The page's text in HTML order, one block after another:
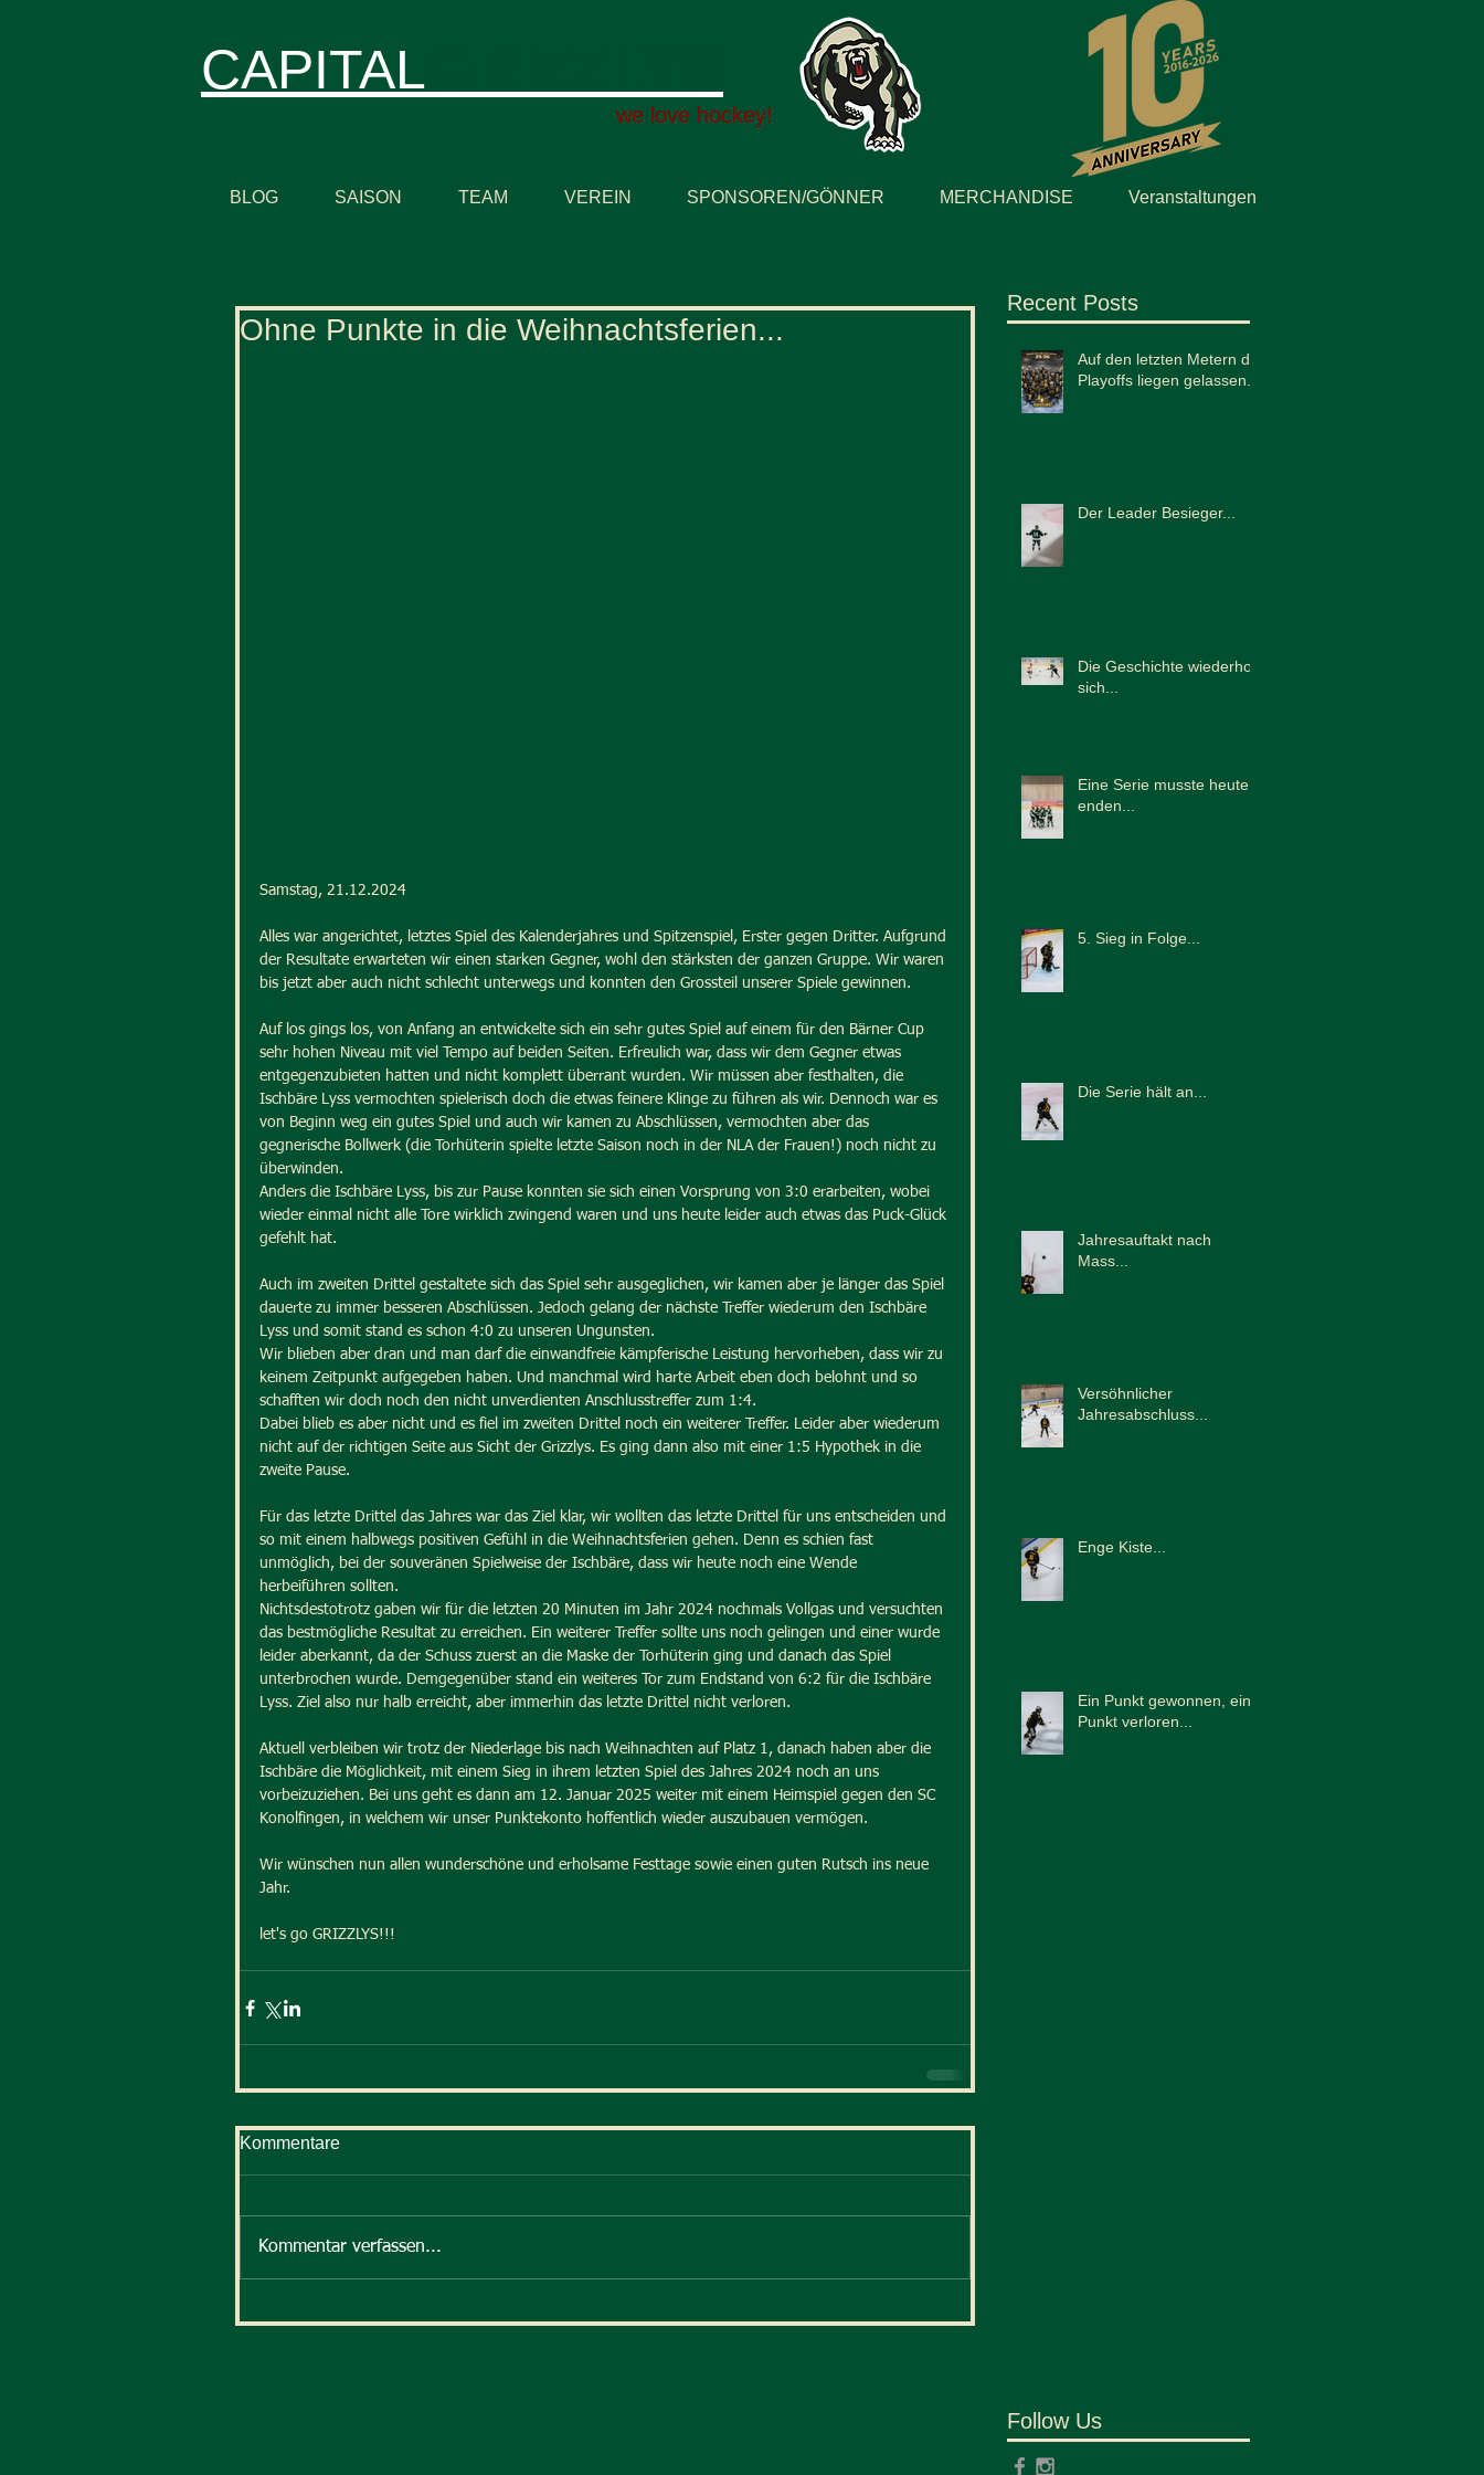
CAPITAL
we love hockey!
BLOG SAISON TEAM VEREIN SPONSOREN/GÖNNER MERCHANDISE Veranstaltungen
Ohne Punkte in die Weihnachtsferien...
Samstag, 21.12.2024
Alles war angerichtet, letztes Spiel des Kalenderjahres und Spitzenspiel, Erster gegen Dritter. Aufgrund
der Resultate erwarteten wir einen starken Gegner, wohl den stärksten der ganzen Gruppe. Wir waren
bis jetzt aber auch nicht schlecht unterwegs und konnten den Grossteil unserer Spiele gewinnen.
Auf los gings los, von Anfang an entwickelte sich ein sehr gutes Spiel auf einem für den Bärner Cup
sehr hohen Niveau mit viel Tempo auf beiden Seiten. Erfreulich war, dass wir dem Gegner etwas
entgegenzubieten hatten und nicht komplett überrant wurden. Wir müssen aber festhalten, die
Ischbäre Lyss vermochten spielerisch doch die etwas feinere Klinge zu führen als wir. Dennoch war es
von Beginn weg ein gutes Spiel und auch wir kamen zu Abschlüssen, vermochten aber das
gegnerische Bollwerk (die Torhüterin spielte letzte Saison noch in der NLA der Frauen!) noch nicht zu
überwinden.
Anders die Ischbäre Lyss, bis zur Pause konnten sie sich einen Vorsprung von 3:0 erarbeiten, wobei
wieder einmal nicht alle Tore wirklich zwingend waren und uns heute leider auch etwas das Puck-Glück
gefehlt hat.
Auch im zweiten Drittel gestaltete sich das Spiel sehr ausgeglichen, wir kamen aber je länger das Spiel
dauerte zu immer besseren Abschlüssen. Jedoch gelang der nächste Treffer wiederum den Ischbäre
Lyss und somit stand es schon 4:0 zu unseren Ungunsten.
Wir blieben aber dran und man darf die einwandfreie kämpferische Leistung hervorheben, dass wir zu
keinem Zeitpunkt aufgegeben haben. Und manchmal wird harte Arbeit eben doch belohnt und so
schafften wir doch noch den nicht unverdienten Anschlusstreffer zum 1:4.
Dabei blieb es aber nicht und es fiel im zweiten Drittel noch ein weiterer Treffer. Leider aber wiederum
nicht auf der richtigen Seite aus Sicht der Grizzlys. Es ging dann also mit einer 1:5 Hypothek in die
zweite Pause.
Für das letzte Drittel das Jahres war das Ziel klar, wir wollten das letzte Drittel für uns entscheiden und
so mit einem halbwegs positiven Gefühl in die Weihnachtsferien gehen. Denn es schien fast
unmöglich, bei der souveränen Spielweise der Ischbäre, dass wir heute noch eine Wende
herbeiführen sollten.
Nichtsdestotrotz gaben wir für die letzten 20 Minuten im Jahr 2024 nochmals Vollgas und versuchten
das bestmögliche Resultat zu erreichen. Ein weiterer Treffer sollte uns noch gelingen und einer wurde
leider aberkannt, da der Schuss zuerst an die Maske der Torhüterin ging und danach das Spiel
unterbrochen wurde. Demgegenüber stand ein weiteres Tor zum Endstand von 6:2 für die Ischbäre
Lyss. Ziel also nur halb erreicht, aber immerhin das letzte Drittel nicht verloren.
Aktuell verbleiben wir trotz der Niederlage bis nach Weihnachten auf Platz 1, danach haben aber die
Ischbäre die Möglichkeit, mit einem Sieg in ihrem letzten Spiel des Jahres 2024 noch an uns
vorbeizuziehen. Bei uns geht es dann am 12. Januar 2025 weiter mit einem Heimspiel gegen den SC
Konolfingen, in welchem wir unser Punktekonto hoffentlich wieder auszubauen vermögen.
Wir wünschen nun allen wunderschöne und erholsame Festtage sowie einen guten Rutsch ins neue
Jahr.
let's go GRIZZLYS!!!
Kommentare
Kommentar verfassen...
Recent Posts
Auf den letzten Metern die
Playoffs liegen gelassen...
Der Leader Besieger...
Die Geschichte wiederholt
sich...
Eine Serie musste heute
enden...
5. Sieg in Folge...
Die Serie hält an...
Jahresauftakt nach
Mass...
Versöhnlicher
Jahresabschluss...
Enge Kiste...
Ein Punkt gewonnen, ein
Punkt verloren...
Follow Us